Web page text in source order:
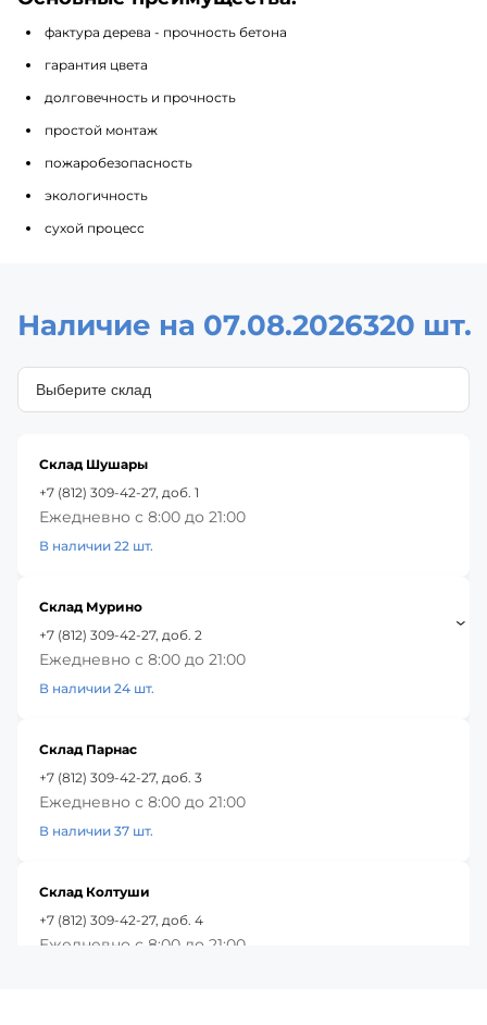
фактура дерева - прочность бетона
гарантия цвета
долговечность и прочность
простой монтаж
пожаробезопасность
экологичность
сухой процесс
Наличие на 07.08.2026320 шт.
Склад Шушары
+7 (812) 309-42-27, доб. 1
Ежедневно с 8:00 до 21:00
В наличии 22 шт.
Склад Мурино
+7 (812) 309-42-27, доб. 2
Ежедневно с 8:00 до 21:00
В наличии 24 шт.
Склад Парнас
+7 (812) 309-42-27, доб. 3
Ежедневно с 8:00 до 21:00
В наличии 37 шт.
Склад Колтуши
+7 (812) 309-42-27, доб. 4
Ежедневно с 8:00 до 21:00